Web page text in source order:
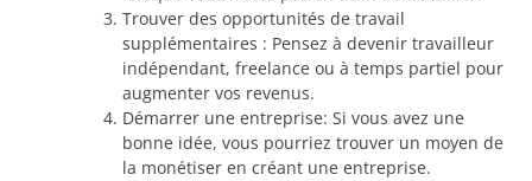
Trouver des opportunités de travail
supplémentaires : Pensez à devenir travailleur
indépendant, freelance ou à temps partiel pour
augmenter vos revenus.
Démarrer une entreprise: Si vous avez une
bonne idée, vous pourriez trouver un moyen de
la monétiser en créant une entreprise.